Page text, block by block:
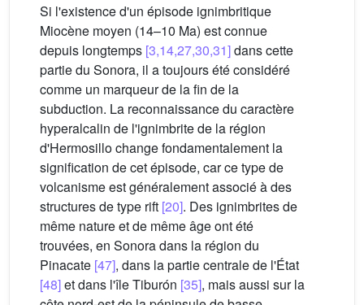
Si l'existence d'un épisode ignimbritique
Miocène moyen (14–10 Ma) est connue
depuis longtemps [3,14,27,30,31]dans cette
partie du Sonora, il a toujours été considéré
comme un marqueur de la fin de la
subduction. La reconnaissance du caractère
hyperalcalin de l'ignimbrite de la région
d'Hermosillo change fondamentalement la
signification de cet épisode, car ce type de
volcanisme est généralement associé à des
structures de type rift [20]. Des ignimbrites de
même nature et de même âge ont été
trouvées, en Sonora dans la région du
Pinacate [47], dans la partie centrale de l'État
[48]et dans l'île Tiburón [35], mais aussi sur la